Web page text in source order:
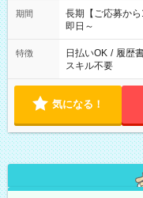
期間
長期【ご応募か
即日～
特徴 日払いOK / 履歴
スキル不要
気になる！